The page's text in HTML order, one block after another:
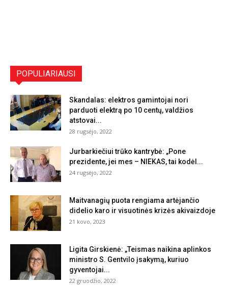
POPULIARIAUSI
Skandalas: elektros gamintojai nori
parduoti elektrą po 10 centų, valdžios
atstovai...
28 rugsėjo, 2022
Jurbarkiečiui trūko kantrybė: „Pone
prezidente, jei mes – NIEKAS, tai kodėl...
24 rugsėjo, 2022
Maitvanagių puota rengiama artėjančio
didelio karo ir visuotinės krizės akivaizdoje
21 kovo, 2023
Ligita Girskienė: „Teismas naikina aplinkos
ministro S. Gentvilo įsakymą, kuriuo
gyventojai...
22 gruodžio, 2022